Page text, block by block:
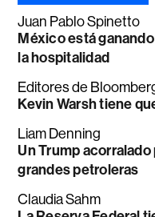
Juan Pablo Spinetto
México está
la hospitalidad
Editores de
Kevin Warsh tiene
Liam Denning
Un Trump
grandes petroleras
Claudia Sahm